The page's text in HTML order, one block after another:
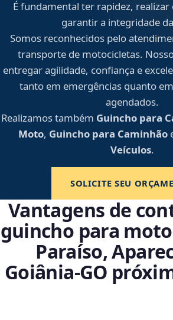
É fundamental ter rapidez,
garantir a integridade
Somos reconhecidos pelo
transporte de motocicletas.
entregar agilidade, confiança e
tanto em emergências quanto
agendados.
Realizamos também Guincho para
Moto, Guincho para Caminhão
Veículos.
SOLICITE SEU
Vantagens de
guincho para
Paraíso,
Goiânia‑GO